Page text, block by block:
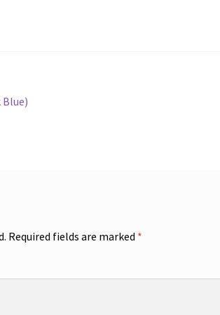
Blue)
Required fields are marked *